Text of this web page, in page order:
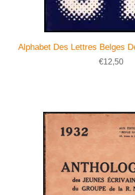
Alphabet Des Lettres Belges
€12,50